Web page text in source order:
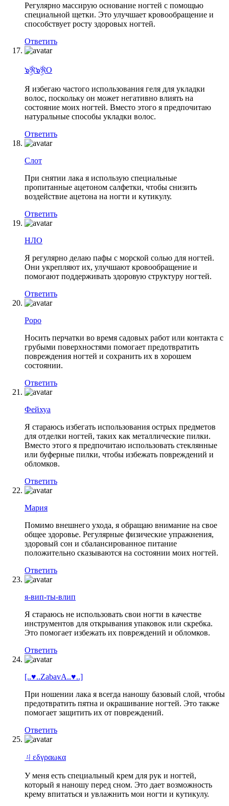
Регулярно массирую основание ногтей с помощью
специальной щетки. Это улучшает кровообращение и
способствует росту здоровых ногтей.
Ответить
๖ۣۜℜ๖ۣۜℜO
Я избегаю частого использования геля для укладки
волос, поскольку он может негативно влиять на
состояние моих ногтей. Вместо этого я предпочитаю
натуральные способы укладки волос.
Ответить
Слот
При снятии лака я использую специальные
пропитанные ацетоном салфетки, чтобы снизить
воздействие ацетона на ногти и кутикулу.
Ответить
НЛО
Я регулярно делаю пафы с морской солью для ногтей.
Они укрепляют их, улучшают кровообращение и
помогают поддерживать здоровую структуру ногтей.
Ответить
Роро
Носить перчатки во время садовых работ или контакта с
грубыми поверхностями помогает предотвратить
повреждения ногтей и сохранить их в хорошем
состоянии.
Ответить
Фейхуа
Я стараюсь избегать использования острых предметов
для отделки ногтей, таких как металлические пилки.
Вместо этого я предпочитаю использовать стеклянные
или буферные пилки, чтобы избежать повреждений и
обломков.
Ответить
Мария
Помимо внешнего ухода, я обращаю внимание на свое
общее здоровье. Регулярные физические упражнения,
здоровый сон и сбалансированное питание
положительно сказываются на состоянии моих ногтей.
Ответить
я-вип-ты-влип
Я стараюсь не использовать свои ногти в качестве
инструментов для открывания упаковок или скребка.
Это помогает избежать их повреждений и обломков.
Ответить
[..♥..ZabavA..♥..]
При ношении лака я всегда наношу базовый слой, чтобы
предотвратить пятна и окрашивание ногтей. Это также
помогает защитить их от повреждений.
Ответить
ㄐεδγραωκα
У меня есть специальный крем для рук и ногтей,
который я наношу перед сном. Это дает возможность
крему впитаться и увлажнить мои ногти и кутикулу.